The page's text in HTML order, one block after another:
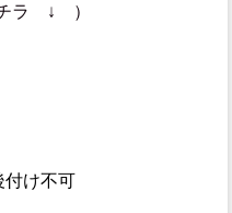
チラ ↓ ）
け不可